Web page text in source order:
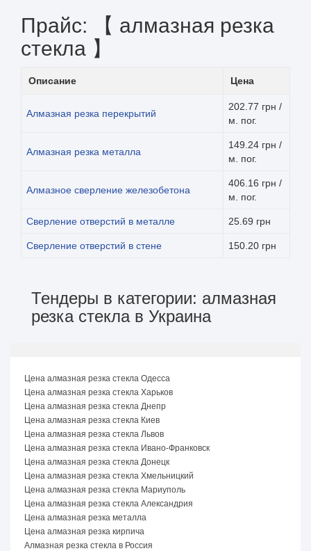
Прайс: 【 алмазная резка
стекла 】
Описание Цена
Алмазная резка перекрытий
202.77 грн /
м. пог.
Алмазная резка металла
149.24 грн /
м. пог.
Алмазное сверление железобетона
406.16 грн /
м. пог.
Сверление отверстий в металле 25.69 грн
Сверление отверстий в стене 150.20 грн
Тендеры в категории: алмазная
резка стекла в Украина
Цена алмазная резка стекла Одесса
Цена алмазная резка стекла Харьков
Цена алмазная резка стекла Днепр
Цена алмазная резка стекла Киев
Цена алмазная резка стекла Львов
Цена алмазная резка стекла Ивано-Франковск
Цена алмазная резка стекла Донецк
Цена алмазная резка стекла Хмельницкий
Цена алмазная резка стекла Мариуполь
Цена алмазная резка стекла Александрия
Цена алмазная резка металла
Цена алмазная резка кирпича
Алмазная резка стекла в Россия